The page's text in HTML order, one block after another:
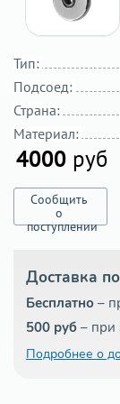
Тип:
Подсоед:
Страна:
Материал:
4000 руб
Сообщить
о
поступлении
Доставка
Бесплатно –
500 руб – при
Подробнее о